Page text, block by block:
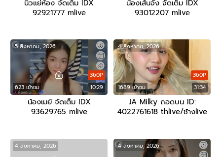
นิ้วแย่ห้อง จัดเต็ม IDX
92921777 mlive
น้องเส้นจัง จัดเต็ม IDX
93012207 mlive
623 เข้าชม 10:29
360P
5 สิงหาคม, 2026
น้องเมย์ จัดเต็ม IDX
93629765 mlive
1689 เข้าชม 31:34
360P
4 สิงหาคม, 2026
JA Milky ถอดบน ID:
4022761618 thlive/ช้างlive
4 สิงหาคม, 2026 4 สิงหาคม, 2026